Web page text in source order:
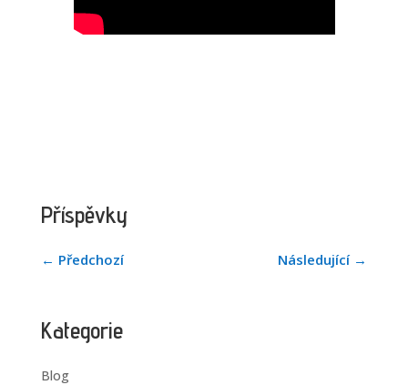
Příspěvky
← Předchozí Následující→
Kategorie
Blog